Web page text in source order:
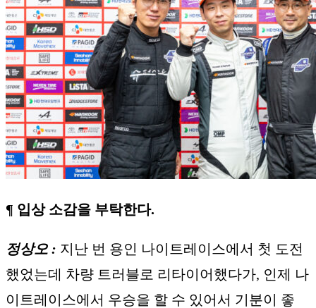
¶ 입상 소감을 부탁한다.
정상오 : 지난 번 용인 나이트레이스에서 첫 도전
했었는데 차량 트러블로 리타이어했다가, 인제 나
이트레이스에서 우승을 할 수 있어서 기분이 좋